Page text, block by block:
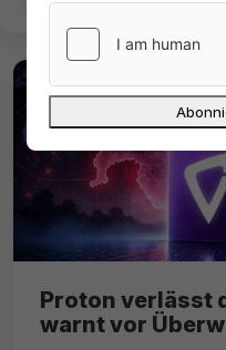
Proton verlässt
warnt vor